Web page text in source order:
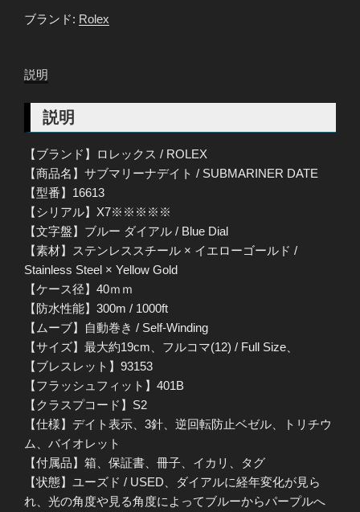
ブランド: Rolex
説明
説明
【ブランド】ロレックス / ROLEX
【商品名】サブマリーナデイト / SUBMARINER DATE
【型番】16613
【シリアル】X7※※※※※
【文字盤】ブルー ダイアル / Blue Dial
【素材】ステンレススチール × イエローゴールド /
Stainless Steel × Yellow Gold
【ケース径】40ｍｍ
【防水性能】300m / 1000ft
【ムーブ】自動巻き / Self-Winding
【サイズ】最大約19cm、フルコマ(12) / Full Size、
【ブレスレット】93153
【フラッシュフィット】401B
【クラスプコード】S2
【仕様】デイト表示、3針、逆回転防止ベゼル、トリチウ
ム、バイオレット
【付属品】箱、保証書、冊子、イカリ、タグ
【状態】ユーズド / USED、ダイアルに経年変化が見ら
れ、光の角度や見る角度によってブルーからパープルへ